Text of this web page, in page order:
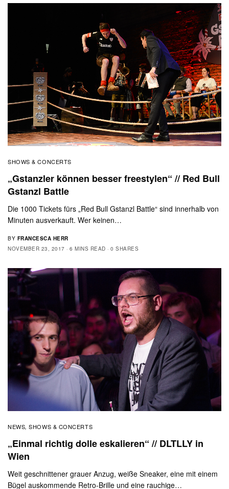
SHOWS & CONCERTS
„Gstanzler können besser freestylen“ // Red Bull
Gstanzl Battle
Die 1000 Tickets fürs „Red Bull Gstanzl Battle“ sind innerhalb von
Minuten ausverkauft. Wer keinen…
BY FRANCESCA HERR
NOVEMBER 23, 2017
6 MINS READ 0 SHARES
NEWS,SHOWS & CONCERTS
„Einmal richtig dolle eskalieren“ // DLTLLY in
Wien
Weit geschnittener grauer Anzug, weiße Sneaker, eine mit einem
Bügel auskommende Retro-Brille und eine rauchige…